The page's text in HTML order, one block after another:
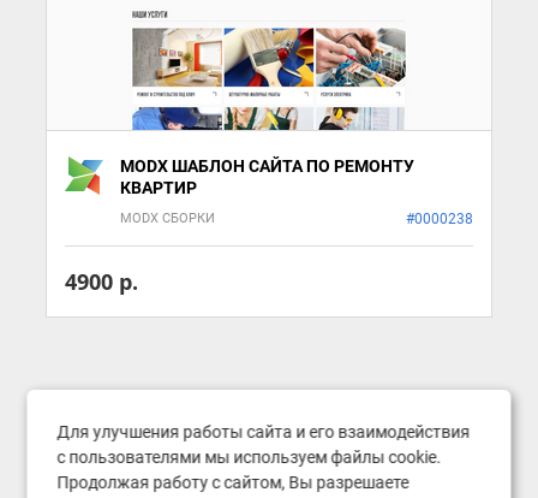
MODX ШАБЛОН САЙТА ПО РЕМОНТУ
КВАРТИР
MODX СБОРКИ #0000238
4900 р.
Для улучшения работы сайта и его взаимодействия
с пользователями мы используем файлы cookie.
Продолжая работу с сайтом, Вы разрешаете